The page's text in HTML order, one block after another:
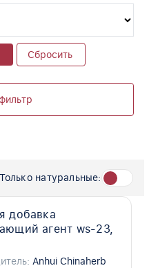
Сбросить
Только натуральные:
добавка
агент ws-23,
Anhui Chinaherb